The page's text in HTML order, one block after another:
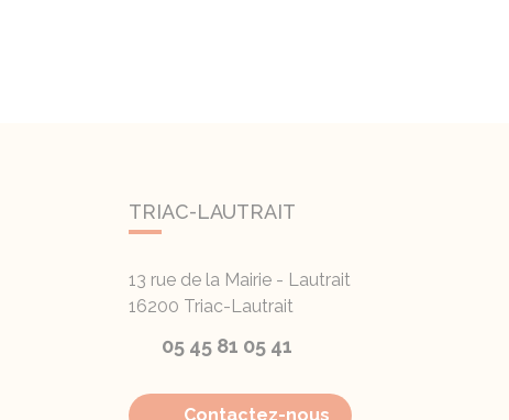
TRIAC-LAUTRAIT
13 rue de la Mairie - Lautrait
16200 Triac-Lautrait
05 45 81 05 41
Contactez-nous